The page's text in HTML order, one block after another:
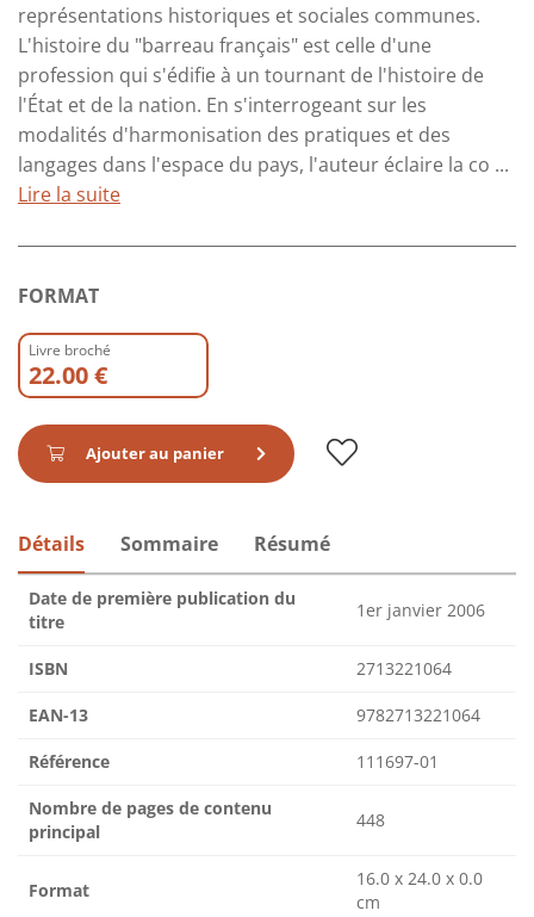
représentations historiques et sociales communes.
L'histoire du "barreau français" est celle d'une
profession qui s'édifie à un tournant de l'histoire de
l'État et de la nation. En s'interrogeant sur les
modalités d'harmonisation des pratiques et des
langages dans l'espace du pays, l'auteur éclaire la co ...
Lire la suite
FORMAT
Livre broché
22.00 €
Ajouter au panier
Détails Sommaire Résumé
Date de première publication du
titre
1er janvier 2006
ISBN 2713221064
EAN-13 9782713221064
Référence 111697-01
Nombre de pages de contenu
principal
448
Format
16.0 x 24.0 x 0.0
cm